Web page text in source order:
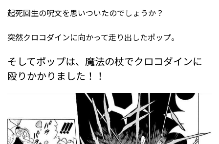
起死回生の呪文を思いついたのでしょうか？
突然クロコダインに向かって走り出したポップ。
そしてポップは、魔法の杖でクロコダインに
殴りかかりました！！